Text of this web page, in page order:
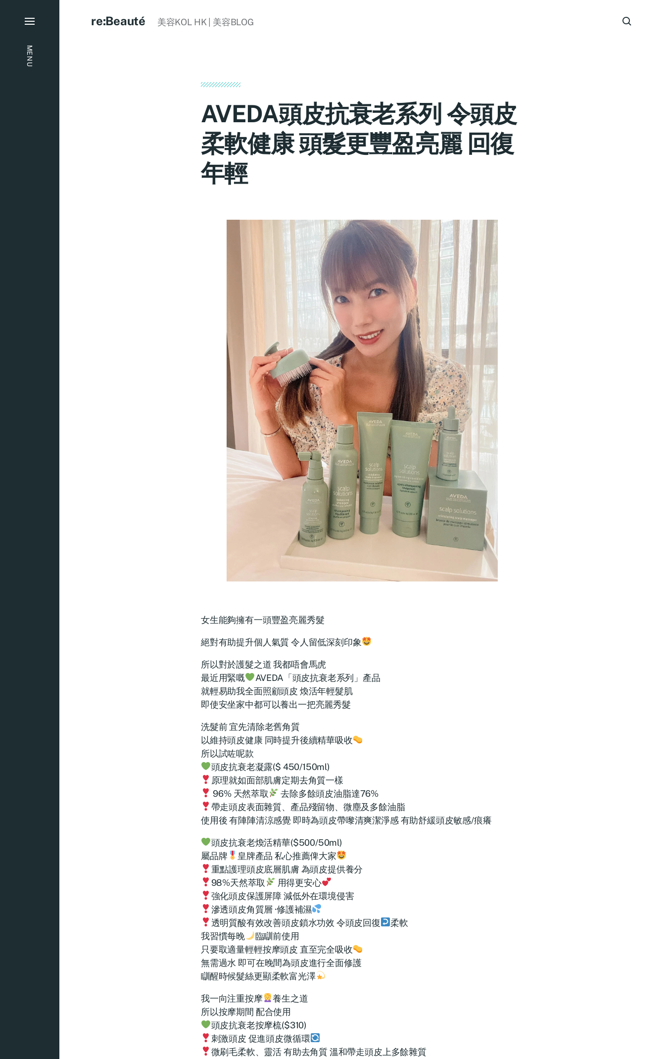
MENU
re:Beauté 美容KOL HK | 美容BLOG
AVEDA頭皮抗衰老系列 令頭皮
柔軟健康 頭髮更豐盈亮麗 回復
年輕
女生能夠擁有一頭豐盈亮麗秀髮
絕對有助提升個人氣質 令人留低深刻印象
所以對於護髮之道 我都唔會馬虎
最近用緊嘅
AVEDA「頭皮抗衰老系列」產品
就輕易助我全面照顧頭皮 煥活年輕髮肌
即使安坐家中都可以養出一把亮麗秀髮
洗髮前 宜先清除老舊角質
以維持頭皮健康 同時提升後續精華吸收
所以試咗呢款
頭皮抗衰老凝露($ 450/150ml)
原理就如面部肌膚定期去角質一樣
96% 天然萃取
去除多餘頭皮油脂達76%
帶走頭皮表面雜質、產品殘留物、微塵及多餘油脂
使用後 有陣陣清涼感覺 即時為頭皮帶嚟清爽潔淨感 有助舒緩頭皮敏感/痕癢
頭皮抗衰老煥活精華($500/50ml)
屬品牌
皇牌產品 私心推薦俾大家
重點護理頭皮底層肌膚 為頭皮提供養分
98%天然萃取
用得更安心
強化頭皮保護屏障 減低外在環境侵害
滲透頭皮角質層 ·修護補濕
透明質酸有效改善頭皮鎖水功效 令頭皮回復
柔軟
我習慣每晚
臨瞓前使用
只要取適量輕輕按摩頭皮 直至完全吸收
無需過水 即可在晚間為頭皮進行全面修護
瞓醒時候髮絲更顯柔軟富光澤
我一向注重按摩
養生之道
所以按摩期間 配合使用
頭皮抗衰老按摩梳($310)
刺激頭皮 促進頭皮微循環
微刷毛柔軟、靈活 有助去角質 溫和帶走頭皮上多餘雜質